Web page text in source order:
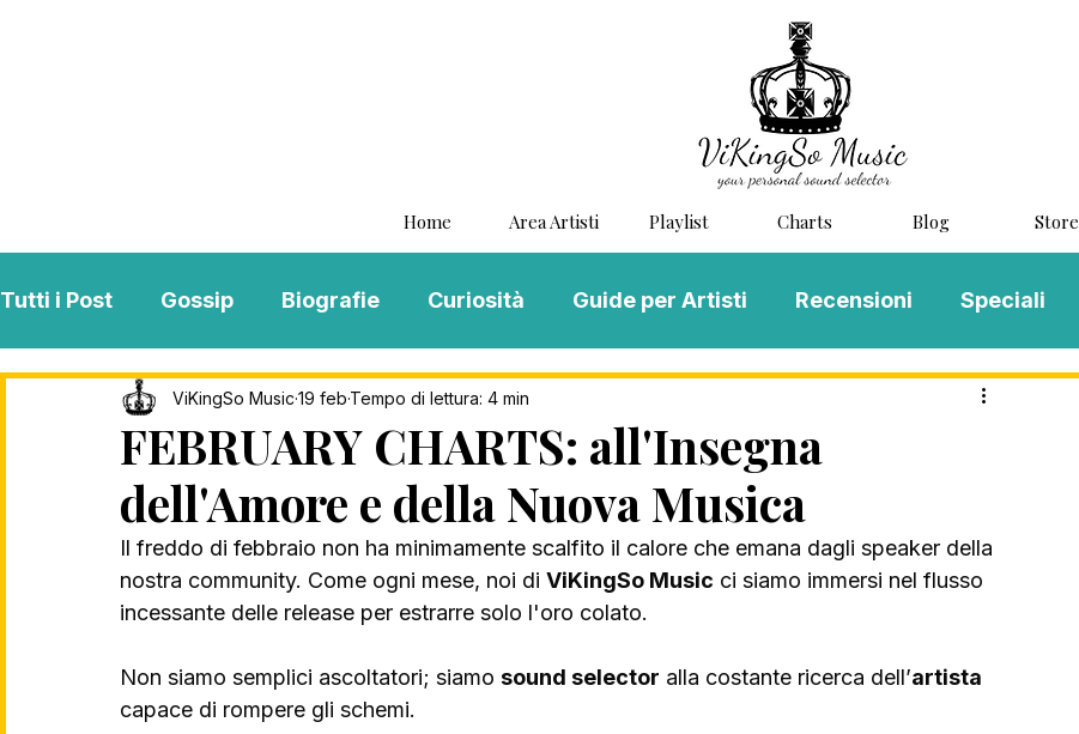
Home Area Artisti Playlist Charts Blog Store
Tutti i Post Gossip Biografie Curiosità Guide per Artisti Recensioni Speciali
Interviste ViKingSo Music MENTAL BLOG MUSIC
Song Of The Week Charts Playlist
FEBRUARY CHARTS: all'Insegna
dell'Amore e della Nuova Musica
ViKingSo Music 19 feb Tempo di lettura: 4 min
Il freddo di febbraio non ha minimamente scalfito il calore che emana dagli speaker della
nostra community. Come ogni mese, noi di ViKingSo Music ci siamo immersi nel flusso
incessante delle release per estrarre solo l'oro colato.
Non siamo semplici ascoltatori; siamo sound selector alla costante ricerca dell’artista
capace di rompere gli schemi.